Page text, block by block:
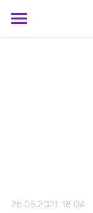
25.05.2021, 18:04